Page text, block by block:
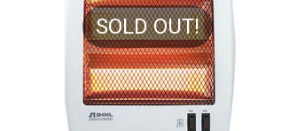
SOLD OUT!